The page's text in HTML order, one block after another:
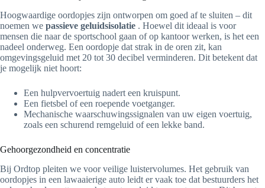
Hoogwaardige oordopjes zijn ontworpen om goed af te sluiten – dit
noemen we passieve geluidsisolatie . Hoewel dit ideaal is voor
mensen die naar de sportschool gaan of op kantoor werken, is het een
nadeel onderweg. Een oordopje dat strak in de oren zit, kan
omgevingsgeluid met 20 tot 30 decibel verminderen. Dit betekent dat
je mogelijk niet hoort:
Een hulpvervoertuig nadert een kruispunt.
Een fietsbel of een roepende voetganger.
Mechanische waarschuwingssignalen van uw eigen voertuig,
zoals een schurend remgeluid of een lekke band.
Gehoorgezondheid en concentratie
Bij Ordtop pleiten we voor veilige luistervolumes. Het gebruik van
oordopjes in een lawaaierige auto leidt er vaak toe dat bestuurders het